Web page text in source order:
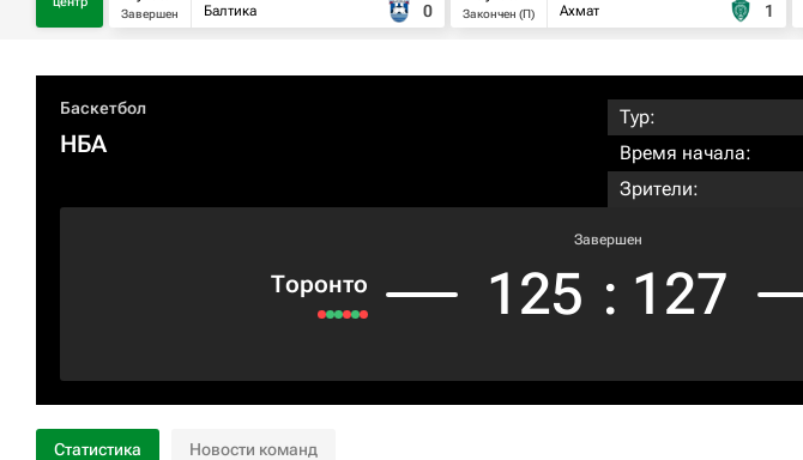
Завершен
Балтика
0
Закончен (П)
Ахмат
1
Баскетбол
НБА
Тур:
Время начала:
Зрители:
Торонто
Завершен
125 : 127
Статистика Новости команд